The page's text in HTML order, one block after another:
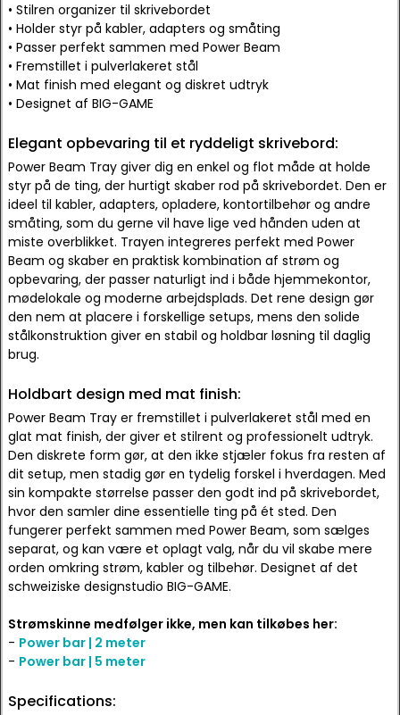
• Stilren organizer til skrivebordet
• Holder styr på kabler, adapters og småting
• Passer perfekt sammen med Power Beam
• Fremstillet i pulverlakeret stål
• Mat finish med elegant og diskret udtryk
• Designet af BIG-GAME
Elegant opbevaring til et ryddeligt skrivebord:
Power Beam Tray giver dig en enkel og flot måde at holde
styr på de ting, der hurtigt skaber rod på skrivebordet. Den er
ideel til kabler, adapters, opladere, kontortilbehør og andre
småting, som du gerne vil have lige ved hånden uden at
miste overblikket. Trayen integreres perfekt med Power
Beam og skaber en praktisk kombination af strøm og
opbevaring, der passer naturligt ind i både hjemmekontor,
mødelokale og moderne arbejdsplads. Det rene design gør
den nem at placere i forskellige setups, mens den solide
stålkonstruktion giver en stabil og holdbar løsning til daglig
brug.
Holdbart design med mat finish:
Power Beam Tray er fremstillet i pulverlakeret stål med en
glat mat finish, der giver et stilrent og professionelt udtryk.
Den diskrete form gør, at den ikke stjæler fokus fra resten af
dit setup, men stadig gør en tydelig forskel i hverdagen. Med
sin kompakte størrelse passer den godt ind på skrivebordet,
hvor den samler dine essentielle ting på ét sted. Den
fungerer perfekt sammen med Power Beam, som sælges
separat, og kan være et oplagt valg, når du vil skabe mere
orden omkring strøm, kabler og tilbehør. Designet af det
schweiziske designstudio BIG-GAME.
Strømskinne medfølger ikke, men kan tilkøbes her:
- Power bar | 2 meter
- Power bar | 5 meter
Specifications: